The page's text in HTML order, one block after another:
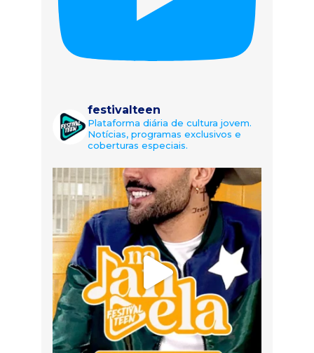
festivalteen
Plataforma diária de cultura jovem.
Notícias, programas exclusivos e
coberturas especiais.